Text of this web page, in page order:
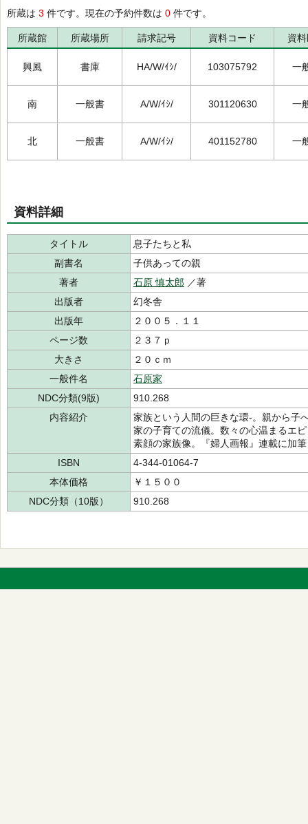
所蔵は 3 件です。現在の予約件数は 0 件です。
所蔵館 所蔵場所 請求記号 資料コード 資
興風 書庫 HA/W/ｲｼ/ 103075792 一
南 一般書 A/W/ｲｼ/ 301120630 一
北 一般書 A/W/ｲｼ/ 401152780 一
資料詳細
タイトル
息子たちと私
副書名
子供あっての親
著者
石原 慎太郎 ／著
出版者
幻冬舎
出版年
２００５．１１
ページ数
２３７ｐ
大きさ
２０ｃｍ
一般件名
石原家
NDC分類(9版)
910.268
内容紹介
家族という人間の巨きな環-。親から子
家の子育ての流儀。数々の心温まるエ
素顔の家族像。『婦人画報』連載に加
ISBN
4-344-01064-7
本体価格
￥１５００
NDC分類（10版）
910.268